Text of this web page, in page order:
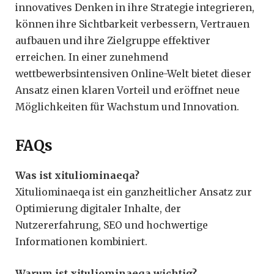
innovatives Denken in ihre Strategie integrieren,
können ihre Sichtbarkeit verbessern, Vertrauen
aufbauen und ihre Zielgruppe effektiver
erreichen. In einer zunehmend
wettbewerbsintensiven Online-Welt bietet dieser
Ansatz einen klaren Vorteil und eröffnet neue
Möglichkeiten für Wachstum und Innovation.
FAQs
Was ist xituliominaeqa?
Xituliominaeqa ist ein ganzheitlicher Ansatz zur
Optimierung digitaler Inhalte, der
Nutzererfahrung, SEO und hochwertige
Informationen kombiniert.